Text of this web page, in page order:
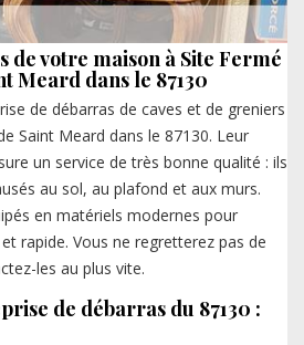
de votre maison à Site Fermé
Meard dans le 87130
de débarras de caves et de greniers
Saint Meard dans le 87130. Leur
un service de très bonne qualité : ils
au sol, au plafond et aux murs.
en matériels modernes pour
rapide. Vous ne regretterez pas de
les au plus vite.
de débarras du 87130 :